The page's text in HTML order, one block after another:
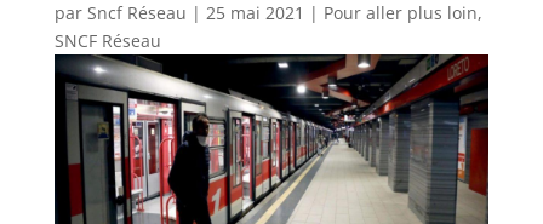
par Sncf Réseau | 25 mai 2021 | Pour aller plus loin,
SNCF Réseau